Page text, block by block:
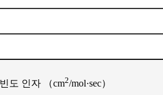
빈도 인자 （cm2/mol·sec）